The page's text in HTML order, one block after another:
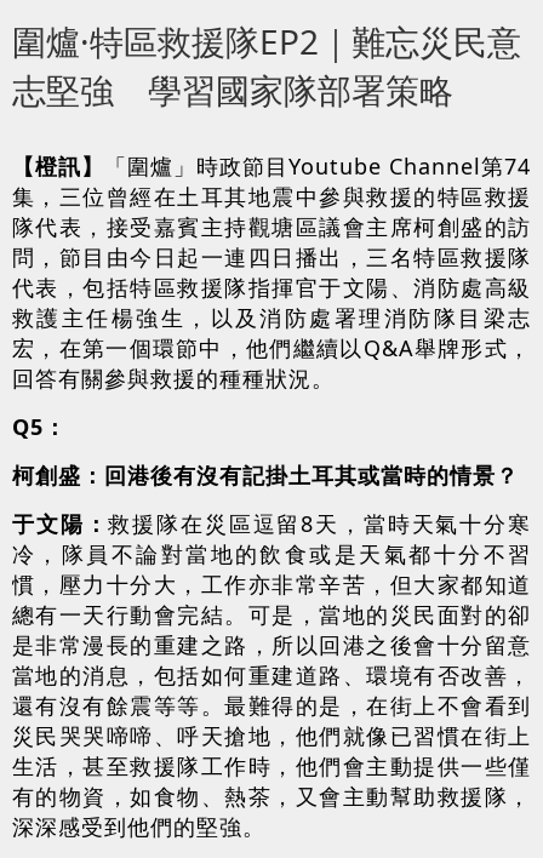
圍爐·特區救援隊EP2｜難忘災民意
志堅強 學習國家隊部署策略
【橙訊】
「圍爐」時政節目Youtube Channel第74
集，三位曾經在土耳其地震中參與救援的特區救援
隊代表，接受嘉賓主持觀塘區議會主席柯創盛的訪
問，節目由今日起一連四日播出，三名特區救援隊
代表，包括特區救援隊指揮官于文陽、消防處高級
救護主任楊強生，以及消防處署理消防隊目梁志
宏，在第一個環節中，他們繼續以Q&A舉牌形式，
回答有關參與救援的種種狀況。
Q5：
柯創盛：回港後有沒有記掛土耳其或當時的情景？
于文陽：救援隊在災區逗留8天，當時天氣十分寒
冷，隊員不論對當地的飲食或是天氣都十分不習
慣，壓力十分大，工作亦非常辛苦，但大家都知道
總有一天行動會完結。可是，當地的災民面對的卻
是非常漫長的重建之路，所以回港之後會十分留意
當地的消息，包括如何重建道路、環境有否改善，
還有沒有餘震等等。最難得的是，在街上不會看到
災民哭哭啼啼、呼天搶地，他們就像已習慣在街上
生活，甚至救援隊工作時，他們會主動提供一些僅
有的物資，如食物、熱茶，又會主動幫助救援隊，
深深感受到他們的堅強。